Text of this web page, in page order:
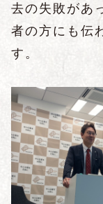
去の失敗があ
者の方にも伝
す。